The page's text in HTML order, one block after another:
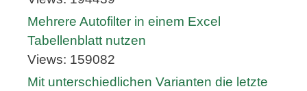
Mehrere Autofilter in einem Excel
Tabellenblatt nutzen
Views: 159082
Mit unterschiedlichen Varianten die letzte